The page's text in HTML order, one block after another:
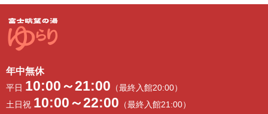
年中無休
平日 10:00～21:00 （最終入館20:00）
土日祝 10:00～22:00 （最終入館21:00）